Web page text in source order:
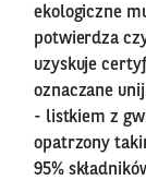
ekologiczne
potwierdza
uzyskuje
oznaczane
- listkiem z
opatrzony
95%